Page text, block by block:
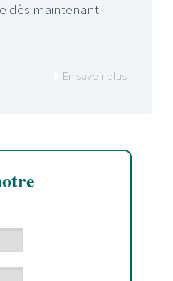
dès maintenant
En savoir plus